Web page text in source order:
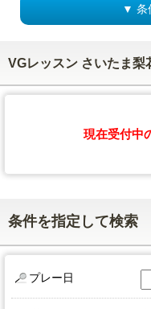
▼ 条
VGレッスン さいたま
現在受付中
条件を指定して検索
プレー日